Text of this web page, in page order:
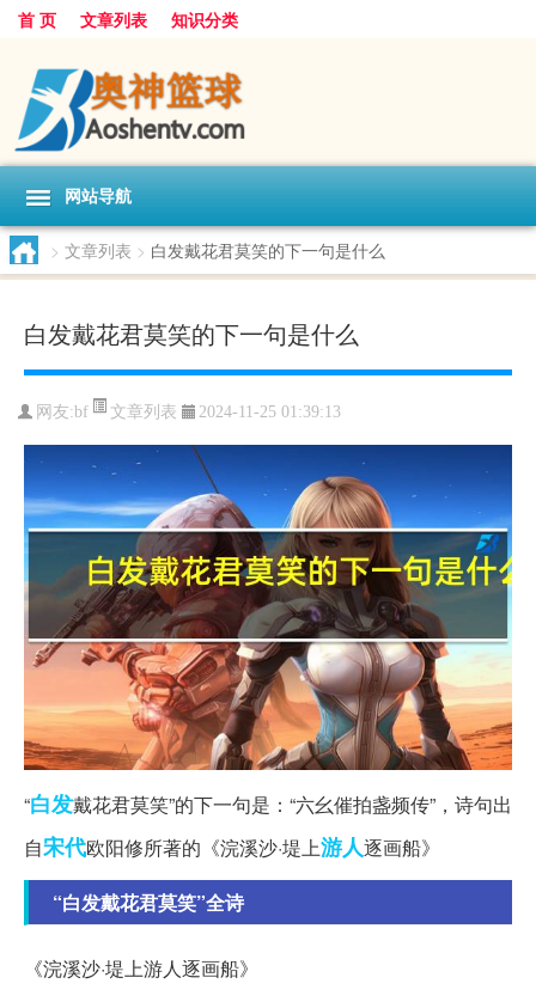
首 页 文章列表 知识分类
网站导航
> 文章列表 > 白发戴花君莫笑的下一句是什么
白发戴花君莫笑的下一句是什么
网友:bf 文章列表 2024-11-25 01:39:13
“白发戴花君莫笑”的下一句是：“六幺催拍盏频传”，诗句出
自宋代欧阳修所著的《浣溪沙·堤上游人逐画船》
“白发戴花君莫笑”全诗
《浣溪沙·堤上游人逐画船》